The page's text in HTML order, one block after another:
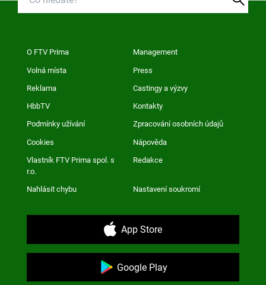
O FTV Prima Management
Volná místa Press
Reklama Castingy a výzvy
HbbTV Kontakty
Podmínky užívání Zpracování osobních údajů
Cookies Nápověda
Vlastník FTV Prima spol. s
r.o.
Redakce
Nahlásit chybu Nastavení soukromí
App Store
Google Play